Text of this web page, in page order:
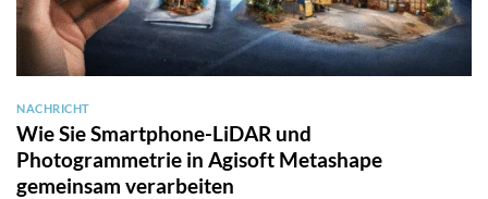
NACHRICHT
Wie Sie Smartphone-LiDAR und
Photogrammetrie in Agisoft Metashape
gemeinsam verarbeiten